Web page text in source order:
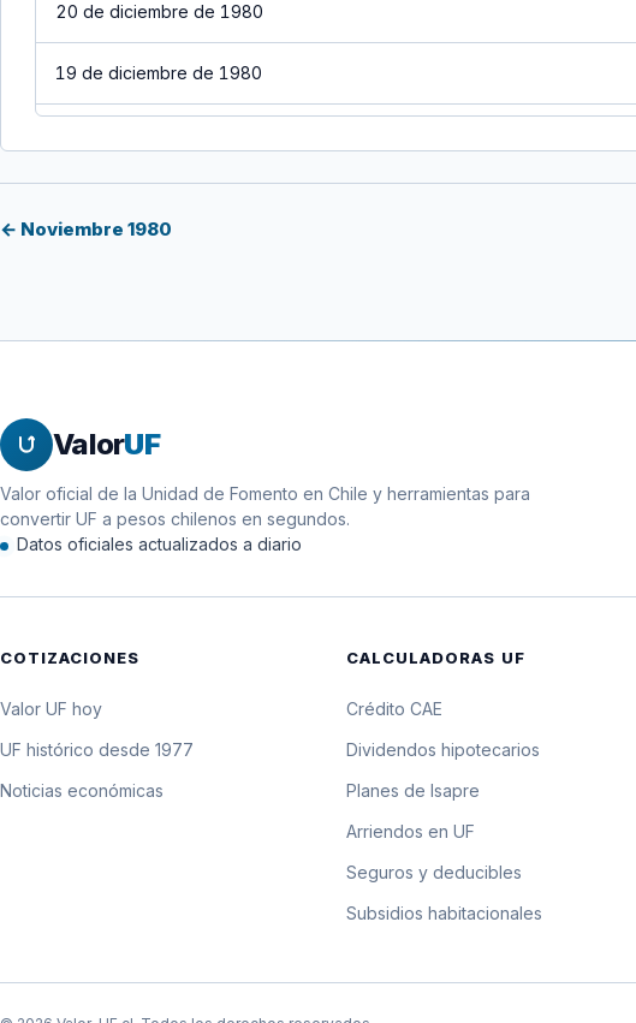
20 de diciembre de 1980
19 de diciembre de 1980
13 de diciembre de 1980
12 de diciembre de 1980
8 de diciembre de 1980
← Noviembre 1980
ValorUF
Valor oficial de la Unidad de Fomento en Chile y herramientas para
convertir UF a pesos chilenos en segundos.
Datos oficiales actualizados a diario
COTIZACIONES
Valor UF hoy
UF histórico desde 1977
Noticias económicas
CALCULADORAS UF
Crédito CAE
Dividendos hipotecarios
Planes de Isapre
Arriendos en UF
Seguros y deducibles
Subsidios habitacionales